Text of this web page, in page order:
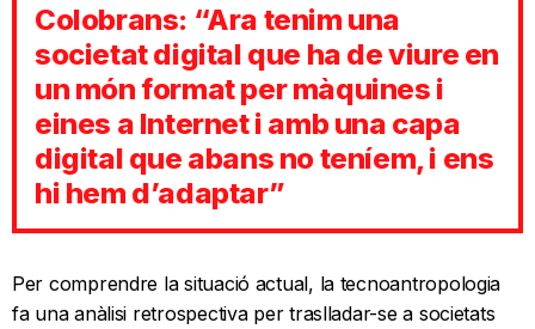
Colobrans: “Ara tenim una
societat digital que ha de viure en
un món format per màquines i
eines a Internet i amb una capa
digital que abans no teníem, i ens
hi hem d’adaptar”
Per comprendre la situació actual, la tecnoantropologia
fa una anàlisi retrospectiva per traslladar-se a societats